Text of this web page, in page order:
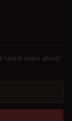
latest news about